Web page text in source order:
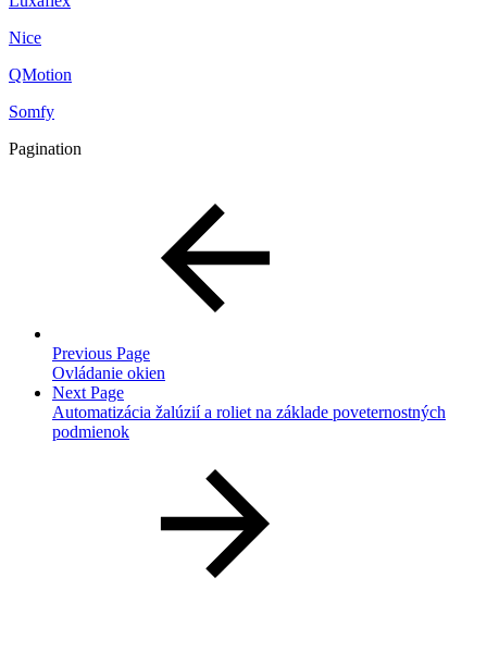
Nice
QMotion
Somfy
Pagination
Previous Page
Ovládanie okien
Next Page
Automatizácia žalúzií a roliet na základe poveternostných
podmienok